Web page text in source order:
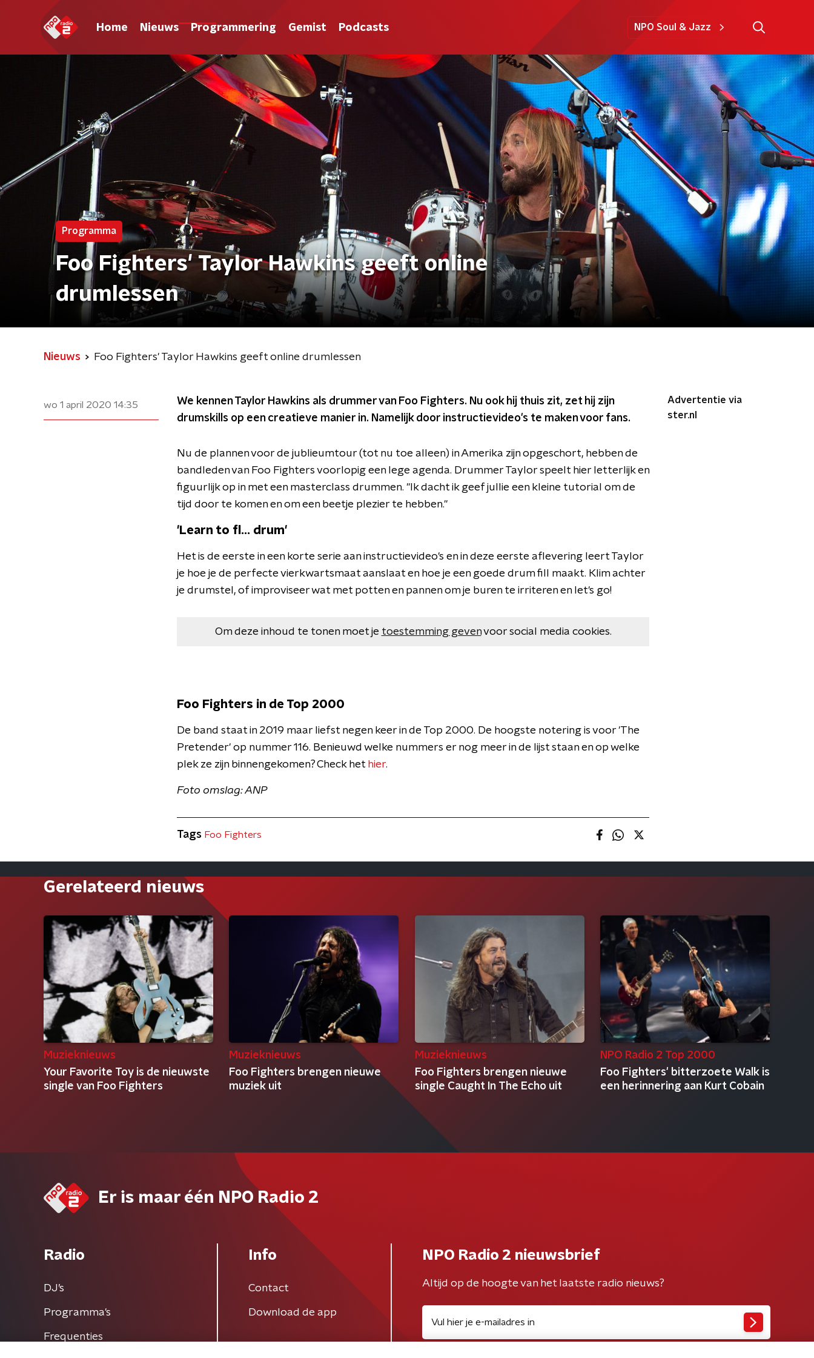
Home Nieuws Programmering Gemist Podcasts NPO Soul & Jazz
Programma
Foo Fighters' Taylor Hawkins geeft online
drumlessen
Nieuws Foo Fighters' Taylor Hawkins geeft online drumlessen
wo 1 april 2020 14:35
We kennen Taylor Hawkins als drummer van Foo Fighters. Nu ook hij thuis zit, zet hij zijn
drumskills op een creatieve manier in. Namelijk door instructievideo's te maken voor fans.
Nu de plannen voor de jublieumtour (tot nu toe alleen) in Amerika zijn opgeschort, hebben de
bandleden van Foo Fighters voorlopig een lege agenda. Drummer Taylor speelt hier letterlijk en
figuurlijk op in met een masterclass drummen. "Ik dacht ik geef jullie een kleine tutorial om de
tijd door te komen en om een beetje plezier te hebben."
'Learn to fl... drum'
Het is de eerste in een korte serie aan instructievideo's en in deze eerste aflevering leert Taylor
je hoe je de perfecte vierkwartsmaat aanslaat en hoe je een goede drum fill maakt. Klim achter
je drumstel, of improviseer wat met potten en pannen om je buren te irriteren en let's go!
Om deze inhoud te tonen moet je toestemming gevenvoor social media cookies.
Foo Fighters in de Top 2000
De band staat in 2019 maar liefst negen keer in de Top 2000. De hoogste notering is voor 'The
Pretender' op nummer 116. Benieuwd welke nummers er nog meer in de lijst staan en op welke
plek ze zijn binnengekomen? Check het hier.
Foto omslag: ANP
Advertentie via
ster.nl
Tags Foo Fighters
Gerelateerd nieuws
Muzieknieuws
Your Favorite Toy is de nieuwste
single van Foo Fighters
Muzieknieuws
Foo Fighters brengen nieuwe
muziek uit
Muzieknieuws
Foo Fighters brengen nieuwe
single Caught In The Echo uit
NPO Radio 2 Top 2000
Foo Fighters' bitterzoete Walk is
een herinnering aan Kurt Cobain
Er is maar één NPO Radio 2
Radio
DJ’s
Programma's
Frequenties
Info
Contact
Download de app
NPO Radio 2 nieuwsbrief
Altijd op de hoogte van het laatste radio nieuws?